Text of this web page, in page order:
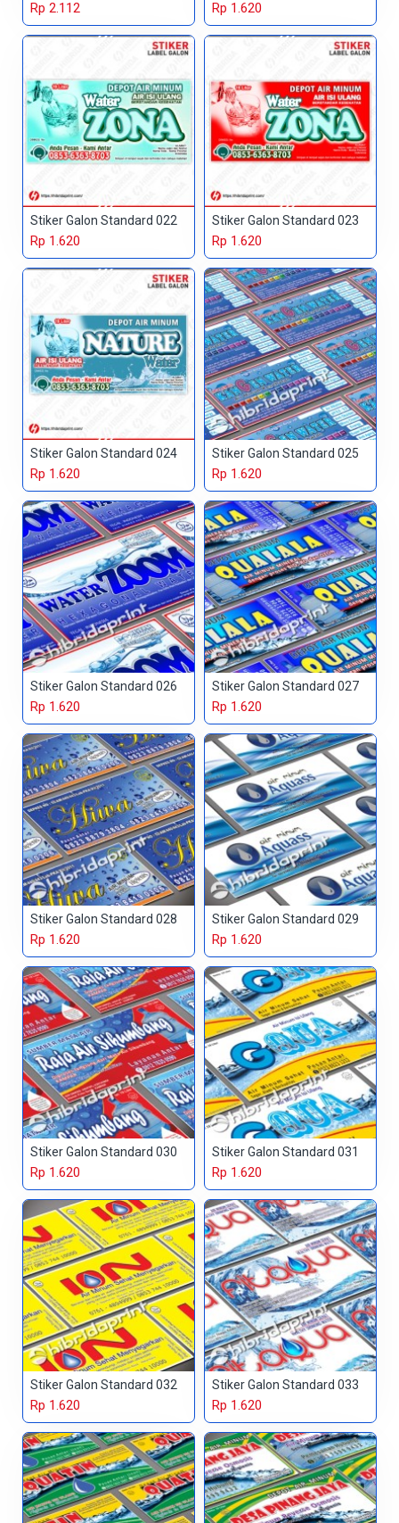
Rp 2.112 Rp 1.620
Stiker Galon Standard 022
Rp 1.620
Stiker Galon Standard 023
Rp 1.620
Stiker Galon Standard 024
Rp 1.620
Stiker Galon Standard 025
Rp 1.620
Stiker Galon Standard 026
Rp 1.620
Stiker Galon Standard 027
Rp 1.620
Stiker Galon Standard 028
Rp 1.620
Stiker Galon Standard 029
Rp 1.620
Stiker Galon Standard 030
Rp 1.620
Stiker Galon Standard 031
Rp 1.620
Stiker Galon Standard 032
Rp 1.620
Stiker Galon Standard 033
Rp 1.620